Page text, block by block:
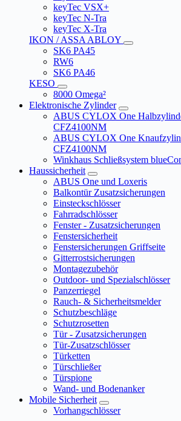
keyTec VSX+
keyTec N-Tra
keyTec X-Tra
IKON / ASSA ABLOY
SK6 PA45
RW6
SK6 PA46
KESO
8000 Omega²
Elektronische Zylinder
ABUS CYLOX One
CFZ4100NM
ABUS CYLOX One
CFZ4100NM
Winkhaus Schließsystem
Haussicherheit
ABUS One und Loxeris
Balkontür Zusatzsicherungen
Einsteckschlösser
Fahrradschlösser
Fenster - Zusatzsicherungen
Fenstersicherheit
Fenstersicherungen Griffseite
Gitterrostsicherungen
Montagezubehör
Outdoor- und Spezialschlösser
Panzerriegel
Rauch- & Sicherheitsmelder
Schutzbeschläge
Schutzrosetten
Tür - Zusatzsicherungen
Tür-Zusatzschlösser
Türketten
Türschließer
Türspione
Wand- und Bodenanker
Mobile Sicherheit
Vorhangschlösser